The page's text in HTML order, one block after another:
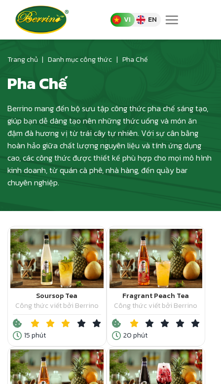
content
VI EN
Trang chủ | Danh mục công thức | Pha Chế
Pha Chế
Berrino mang đến bộ sưu tập công thức pha chế sáng tạo,
giúp bạn dễ dàng tạo nên những thức uống và món ăn
đậm đà hương vị từ trái cây tự nhiên. Với sự cân bằng
hoàn hảo giữa chất lượng nguyên liệu và tính ứng dụng
cao, các công thức được thiết kế phù hợp cho mọi mô hình
kinh doanh, từ quán cà phê, nhà hàng, đến quầy bar
chuyên nghiệp.
Soursop Tea
Công thức viết bởi Berrino
15 phút
Fragrant Peach Tea
Công thức viết bởi Berrino
20 phút